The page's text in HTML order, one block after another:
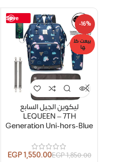
Save
-16%
بيعت كل
ها
ليكوين الجيل السابع
LEQUEEN – 7TH
Generation Uni-hors-Blue
1,850.00
EGP
1,550.00
EGP